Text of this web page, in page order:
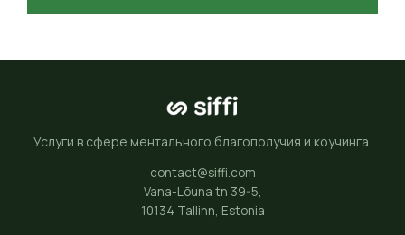
Услуги в сфере ментального благополучия и коучинга.
contact@siffi.com
Vana-Lõuna tn 39-5,
10134 Tallinn, Estonia